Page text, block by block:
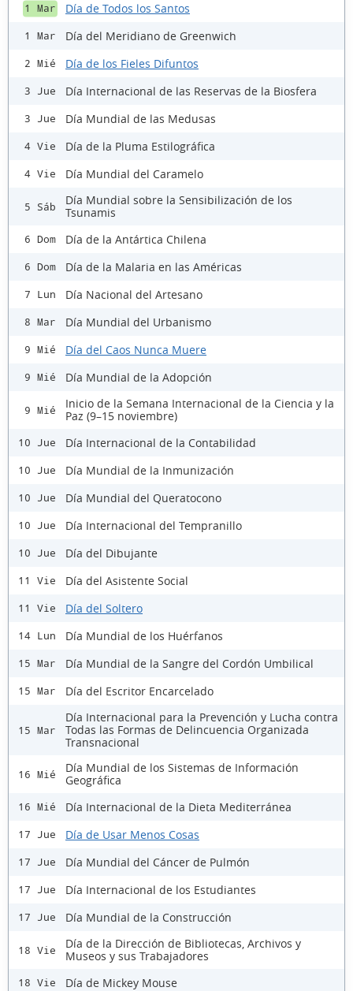
1 Mar Día de Todos los Santos
1 Mar Día del Meridiano de Greenwich
2 Mié Día de los Fieles Difuntos
3 Jue Día Internacional de las Reservas de la Biosfera
3 Jue Día Mundial de las Medusas
4 Vie Día de la Pluma Estilográfica
4 Vie Día Mundial del Caramelo
5 Sáb
Día Mundial sobre la Sensibilización de los
Tsunamis
6 Dom Día de la Antártica Chilena
6 Dom Día de la Malaria en las Américas
7 Lun Día Nacional del Artesano
8 Mar Día Mundial del Urbanismo
9 Mié Día del Caos Nunca Muere
9 Mié Día Mundial de la Adopción
9 Mié
Inicio de la Semana Internacional de la Ciencia y la
Paz (9–15 noviembre)
10 Jue Día Internacional de la Contabilidad
10 Jue Día Mundial de la Inmunización
10 Jue Día Mundial del Queratocono
10 Jue Día Internacional del Tempranillo
10 Jue Día del Dibujante
11 Vie Día del Asistente Social
11 Vie Día del Soltero
14 Lun Día Mundial de los Huérfanos
15 Mar Día Mundial de la Sangre del Cordón Umbilical
15 Mar Día del Escritor Encarcelado
15 Mar
Día Internacional para la Prevención y Lucha contra
Todas las Formas de Delincuencia Organizada
Transnacional
16 Mié
Día Mundial de los Sistemas de Información
Geográfica
16 Mié Día Internacional de la Dieta Mediterránea
17 Jue Día de Usar Menos Cosas
17 Jue Día Mundial del Cáncer de Pulmón
17 Jue Día Internacional de los Estudiantes
17 Jue Día Mundial de la Construcción
18 Vie
Día de la Dirección de Bibliotecas, Archivos y
Museos y sus Trabajadores
18 Vie Día de Mickey Mouse